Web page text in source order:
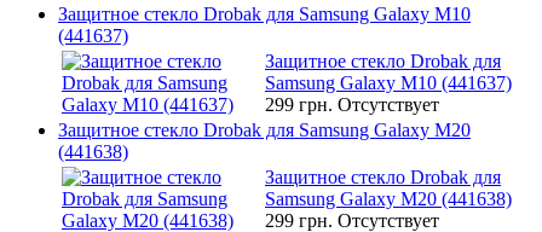
Защитное стекло Drobak для Samsung Galaxy M10
(441637)
Защитное стекло Drobak для
Samsung Galaxy M10 (441637)
299 грн. Отсутствует
Защитное стекло Drobak для Samsung Galaxy M20
(441638)
Защитное стекло Drobak для
Samsung Galaxy M20 (441638)
299 грн. Отсутствует